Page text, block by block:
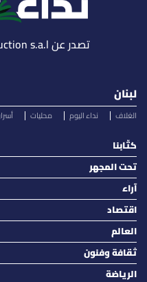
تصدر عن Lebanese Media Production s.a.l
لبنان
الغلاف نداء اليوم محليات أسرار
كتّابنا
تحت المجهر
آراء
اقتصاد
العالم
ثقافة وفنون
الرياضة